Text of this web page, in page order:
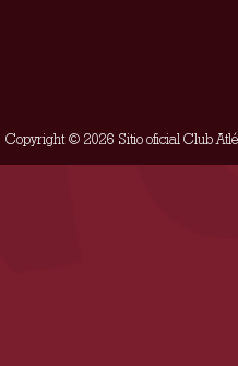
Copyright © 2026 Sitio oficial Club